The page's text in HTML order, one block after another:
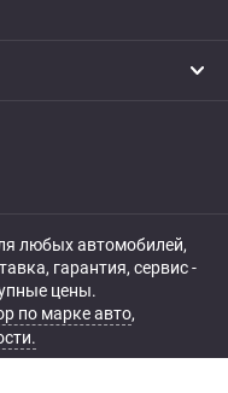
любых автомобилей,
гарантия, сервис -
цены.
по марке авто,